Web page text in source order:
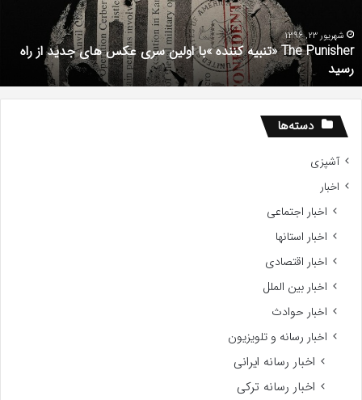
Gifted
2017شهریور 1, 1396
دانلود رایگان دوبله فارسی فیلم با استعداد Gifted 2017
دسته‌ها
آشپزی
اخبار
اخبار اجتماعی
اخبار استانها
اخبار اقتصادی
اخبار بین الملل
اخبار حوادث
اخبار رسانه و تلویزیون
اخبار رسانه ایرانی
اخبار رسانه ترکی